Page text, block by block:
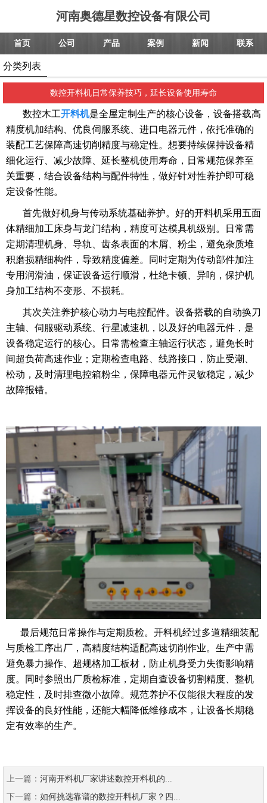
河南奥德星数控设备有限公司
首页 公司 产品 案例 新闻 联系
分类列表
数控开料机日常保养技巧，延长设备使用寿命
数控木工开料机是全屋定制生产的核心设备，设备搭载高
精度机加结构、优良伺服系统、进口电器元件，依托准确的
装配工艺保障高速切削精度与稳定性。想要持续保持设备精
细化运行、减少故障、延长整机使用寿命，日常规范保养至
关重要，结合设备结构与配件特性，做好针对性养护即可稳
定设备性能。
首先做好机身与传动系统基础养护。好的开料机采用五面
体精细加工床身与龙门结构，精度可达模具机级别。日常需
定期清理机身、导轨、齿条表面的木屑、粉尘，避免杂质堆
积磨损精细构件，导致精度偏差。同时定期为传动部件加注
专用润滑油，保证设备运行顺滑，杜绝卡顿、异响，保护机
身加工结构不变形、不损耗。
其次关注养护核心动力与电控配件。设备搭载的自动换刀
主轴、伺服驱动系统、行星减速机，以及好的电器元件，是
设备稳定运行的核心。日常需检查主轴运行状态，避免长时
间超负荷高速作业；定期检查电路、线路接口，防止受潮、
松动，及时清理电控箱粉尘，保障电器元件灵敏稳定，减少
故障报错。
最后规范日常操作与定期质检。开料机经过多道精细装配
与质检工序出厂，高精度结构适配高速切削作业。生产中需
避免暴力操作、超规格加工板材，防止机身受力失衡影响精
度。同时参照出厂质检标准，定期自查设备切割精度、整机
稳定性，及时排查微小故障。规范养护不仅能很大程度的发
挥设备的良好性能，还能大幅降低维修成本，让设备长期稳
定有效率的生产。
上一篇： 河南开料机厂家讲述数控开料机的...
下一篇： 如何挑选靠谱的数控开料机厂家？四...